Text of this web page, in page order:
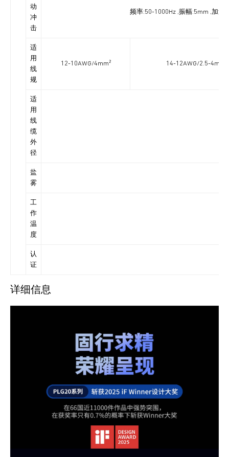
动
冲
击
频率:50-1000Hz ,振幅:5mm ,加
适
用
线
规
12-10AWG/4mm² 14-12AWG/2.5-4mm²
适
用
线
缆
外
径
盐
雾
工
作
温
度
认
证
详细信息